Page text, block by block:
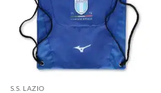
S.S. LAZIO